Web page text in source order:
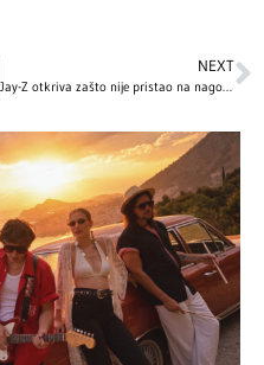
NEXT
Jay-Z otkriva zašto nije pristao na nagodbu u slučaju seksualnog napada: ‘To nije u mojoj DNK’